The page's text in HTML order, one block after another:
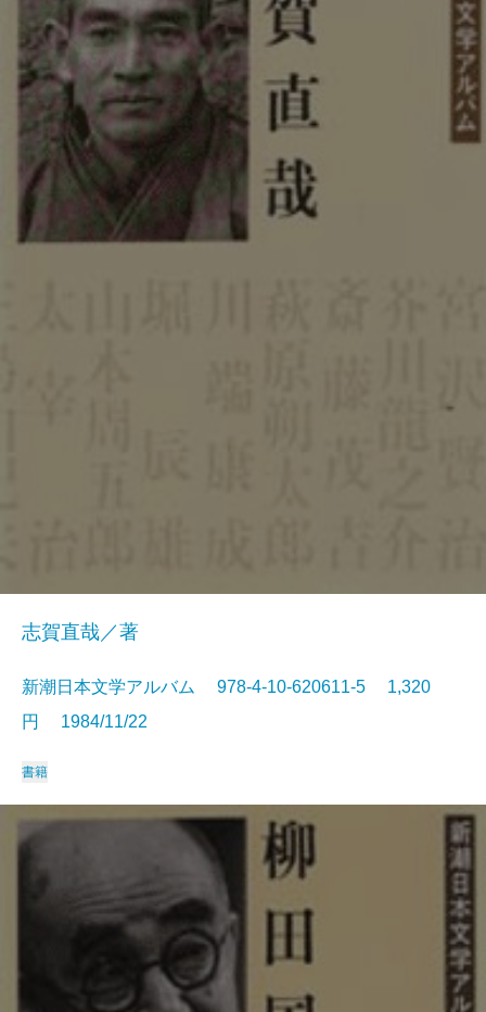
志賀直哉／著
新潮日本文学アルバム 978-4-10-620611-5 1,320
円 1984/11/22
書籍